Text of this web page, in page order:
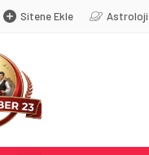
Sitene Ekle Astroloji